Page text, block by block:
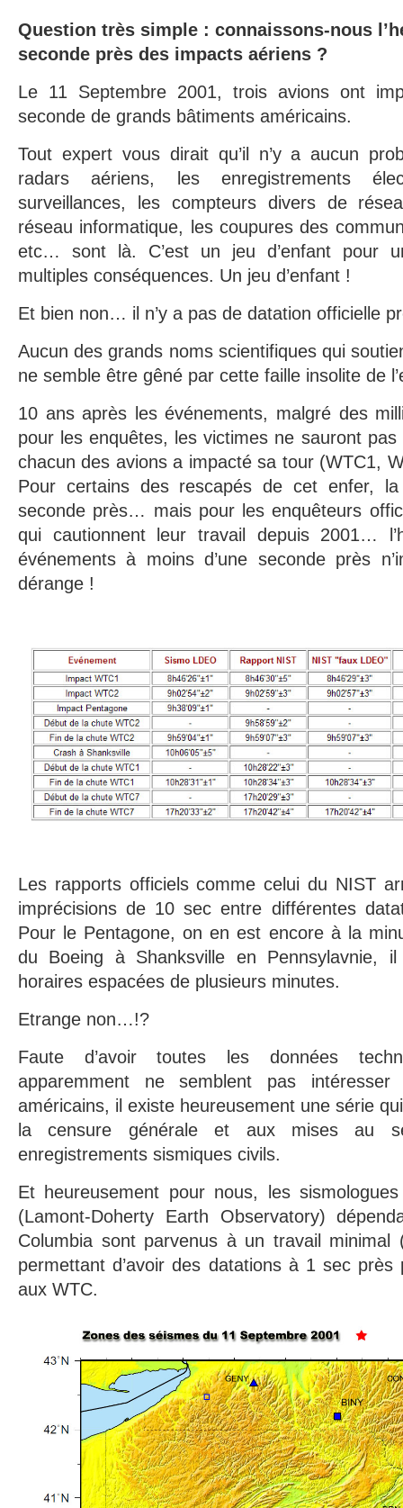
Question très simple : connaissons-nous
seconde près des impacts aériens ?
Le 11 Septembre 2001, trois avions ont
seconde de grands bâtiments américains.
Tout expert vous dirait qu’il n’y a aucun
radars aériens, les enregistrements
surveillances, les compteurs divers de
réseau informatique, les coupures des
etc… sont là. C’est un jeu d’enfant pour
multiples conséquences. Un jeu d’enfant !
Et bien non… il n’y a pas de datation officielle
Aucun des grands noms scientifiques qui
ne semble être gêné par cette faille insolite de
10 ans après les événements, malgré des
pour les enquêtes, les victimes ne sauront
chacun des avions a impacté sa tour (WTC1,
Pour certains des rescapés de cet enfer,
seconde près… mais pour les enquêteurs
qui cautionnent leur travail depuis 2001…
événements à moins d’une seconde près
dérange !
Les rapports officiels comme celui du NIST
imprécisions de 10 sec entre différentes
Pour le Pentagone, on en est encore à la
du Boeing à Shanksville en Pennsylavnie,
horaires espacées de plusieurs minutes.
Etrange non…!?
Faute d’avoir toutes les données
apparemment ne semblent pas
américains, il existe heureusement une série
la censure générale et aux mises au
enregistrements sismiques civils.
Et heureusement pour nous, les
(Lamont-Doherty Earth Observatory)
Columbia sont parvenus à un travail minimal
permettant d’avoir des datations à 1 sec
aux WTC.